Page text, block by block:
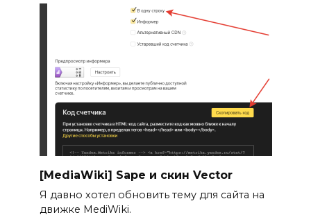
[MediaWiki] Sape и скин Vector
Я давно хотел обновить тему для сайта на
движке MediWiki.